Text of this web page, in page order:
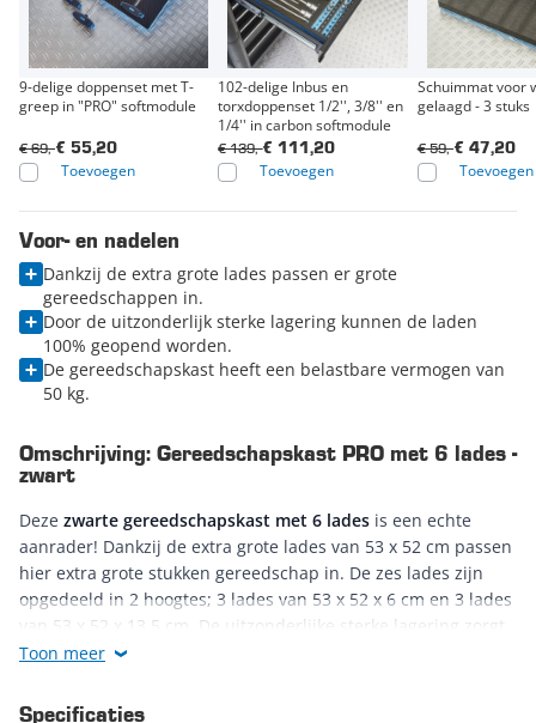
9-delige doppenset met T-
greep in "PRO" softmodule
€ 55,20
€ 69,-
Toevoegen
102-delige Inbus en
torxdoppenset 1/2'', 3/8'' en
1/4'' in carbon softmodule
€ 111,20
€ 139,-
Toevoegen
Schuimmat voor
gelaagd - 3 stuks
€ 47,20
€ 59,-
Toevoegen
Voor- en nadelen
Dankzij de extra grote lades passen er grote
gereedschappen in.
Door de uitzonderlijk sterke lagering kunnen de laden
100% geopend worden.
De gereedschapskast heeft een belastbare vermogen van
50 kg.
Omschrijving: Gereedschapskast PRO met 6 lades -
zwart
Deze zwarte gereedschapskast met 6 lades is een echte
aanrader! Dankzij de extra grote lades van 53 x 52 cm passen
hier extra grote stukken gereedschap in. De zes lades zijn
opgedeeld in 2 hoogtes; 3 lades van 53 x 52 x 6 cm en 3 lades
van 53 x 52 x 13,5 cm. De uitzonderlijke sterke lagering zorgt
ervoor dat de lades voor de volle 100% kunnen worden
vermogen van 50 kg per stuk, sterk genoeg om veel
Toon meer
Specificaties